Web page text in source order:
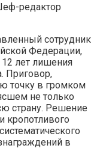
редактор
сотрудник
Федерации,
12 лет лишения
Приговор,
точку в громком
не только
страну. Решение
кропотливого
в